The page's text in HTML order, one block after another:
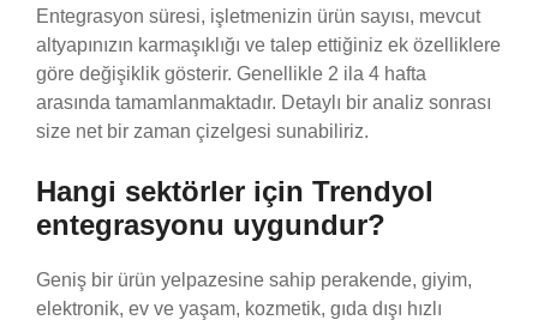
Entegrasyon süresi, işletmenizin ürün sayısı, mevcut
altyapınızın karmaşıklığı ve talep ettiğiniz ek özelliklere
göre değişiklik gösterir. Genellikle 2 ila 4 hafta
arasında tamamlanmaktadır. Detaylı bir analiz sonrası
size net bir zaman çizelgesi sunabiliriz.
Hangi sektörler için Trendyol
entegrasyonu uygundur?
Geniş bir ürün yelpazesine sahip perakende, giyim,
elektronik, ev ve yaşam, kozmetik, gıda dışı hızlı